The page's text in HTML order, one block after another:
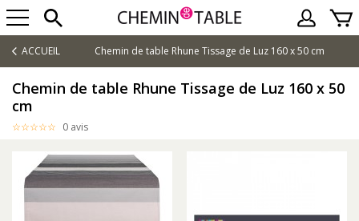
ACCUEIL Chemin de table Rhune Tissage de Luz 160 x 50 cm
Chemin de table Rhune Tissage de Luz 160 x 50
cm
0 avis